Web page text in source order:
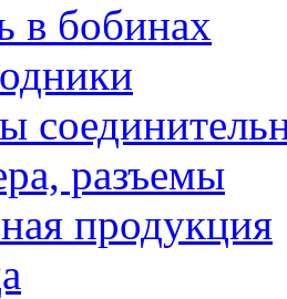
в бобинах
разъемы
продукция